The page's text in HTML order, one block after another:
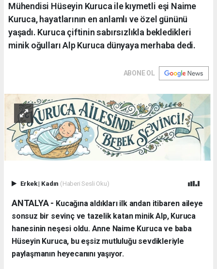
Mühendisi Hüseyin Kuruca ile kıymetli eşi Naime
Kuruca, hayatlarının en anlamlı ve özel gününü
yaşadı. Kuruca çiftinin sabırsızlıkla bekledikleri
minik oğulları Alp Kuruca dünyaya merhaba dedi.
ABONE OL
Erkek| Kadın (Haberi Sesli Oku)
ANTALYA - ​ Kucağına aldıkları ilk andan itibaren aileye
sonsuz bir sevinç ve tazelik katan minik Alp, Kuruca
hanesinin neşesi oldu. Anne Naime Kuruca ve baba
Hüseyin Kuruca, bu eşsiz mutluluğu sevdikleriyle
paylaşmanın heyecanını yaşıyor.